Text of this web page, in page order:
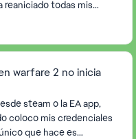
reaniciado todas mis
Alguin podr...
warfare 2 no inicia
steam o la EA app,
coloco mis credenciales
que hace es